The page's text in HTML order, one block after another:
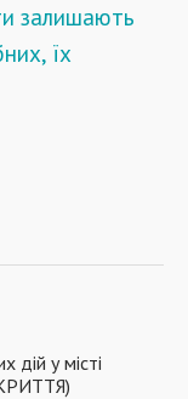
залишають
їх
дій у місті